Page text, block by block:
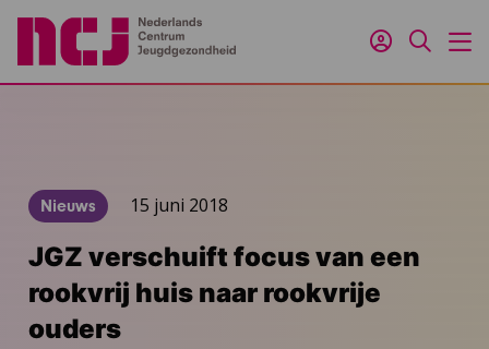
Inloggen
Zoeken
Nieuws 15 juni 2018
JGZ verschuift focus van een
rookvrij huis naar rookvrije
ouders